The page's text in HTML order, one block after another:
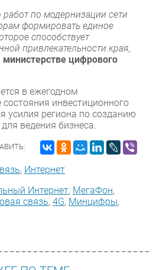
по модернизации сети
формировать единое
способствует
привлекательности края,
министерстве цифрового
в ежегодном
инвестиционного
усилия региона по созданию
ведения бизнеса.
, Интернет
Интернет, МегаФон,
связь, 4G, Минцифры,